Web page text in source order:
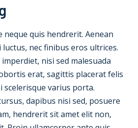
quis hendrerit. Aenean
nec finibus eros ultrices.
nisi sed malesuada
erat, sagittis placerat felis
scelerisque varius porta.
dapibus nisi sed, posuere
hendrerit sit amet elit non,